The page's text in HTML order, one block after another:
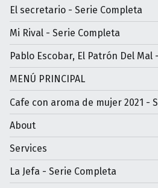
El secretario - Serie Completa
Mi Rival - Serie Completa
Pablo Escobar, El Patrón Del Mal
MENÚ PRINCIPAL
Cafe con aroma de mujer 2021 -
About
Services
La Jefa - Serie Completa